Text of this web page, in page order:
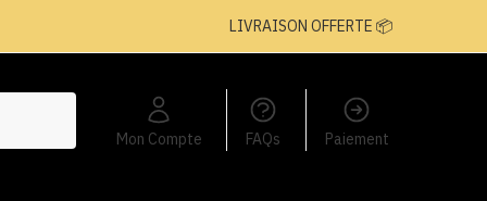
LIVRAISON OFFERTE 📦
Mon Compte FAQs Paiement